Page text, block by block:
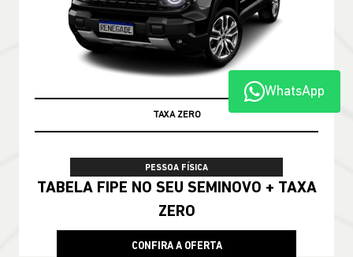
TABELA FIPE
PESSOA FÍSICA
TABELA FIPE NO SEU SEMINOVO + TAXA
ZERO
CONFIRA A OFERTA
WhatsApp